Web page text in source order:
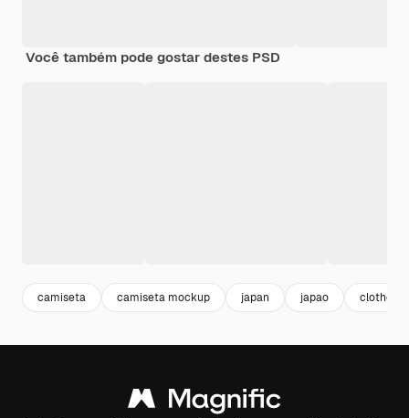
Você também pode gostar destes PSD
camiseta camiseta mockup japan japao clothes